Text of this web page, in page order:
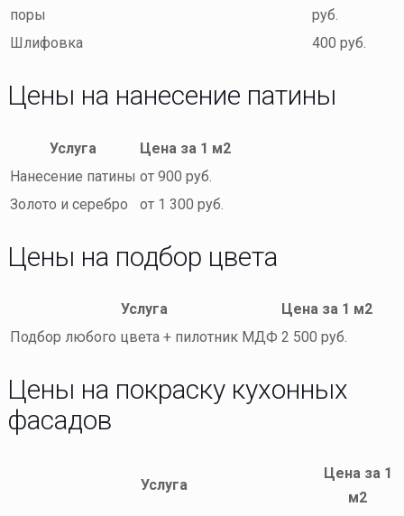
поры
руб.
Шлифовка
400 руб.
Цены на нанесение патины
Услуга
Цена за 1 м2
Нанесение патины от 900 руб.
Золото и серебро
от 1 300 руб.
Цены на подбор цвета
Услуга
Цена за 1 м2
Подбор любого цвета + пилотник МДФ 2 500 руб.
Цены на покраску кухонных
фасадов
Услуга
Цена за 1
м2